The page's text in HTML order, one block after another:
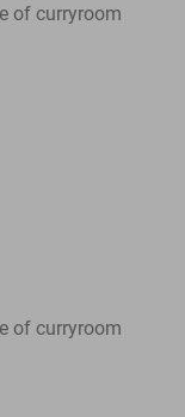
of curryroom
of curryroom